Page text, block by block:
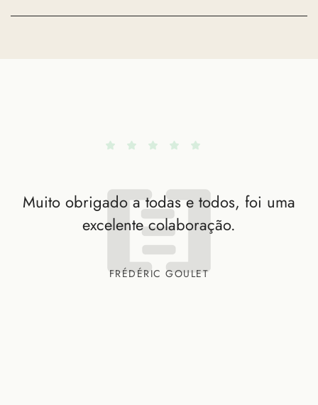
Muito obrigado a todas e todos, foi uma
excelente colaboração.
FRÉDÉRIC GOULET